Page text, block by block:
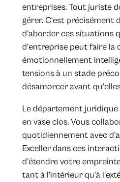
entreprises. Tout juriste
gérer. C’est précisément
d’aborder ces situations
d’entreprise peut faire la
émotionnellement
tensions à un stade
désamorcer avant
Le département
en vase clos. Vous
quotidiennement avec
Exceller dans ces
d’étendre votre
tant à l’intérieur qu’à